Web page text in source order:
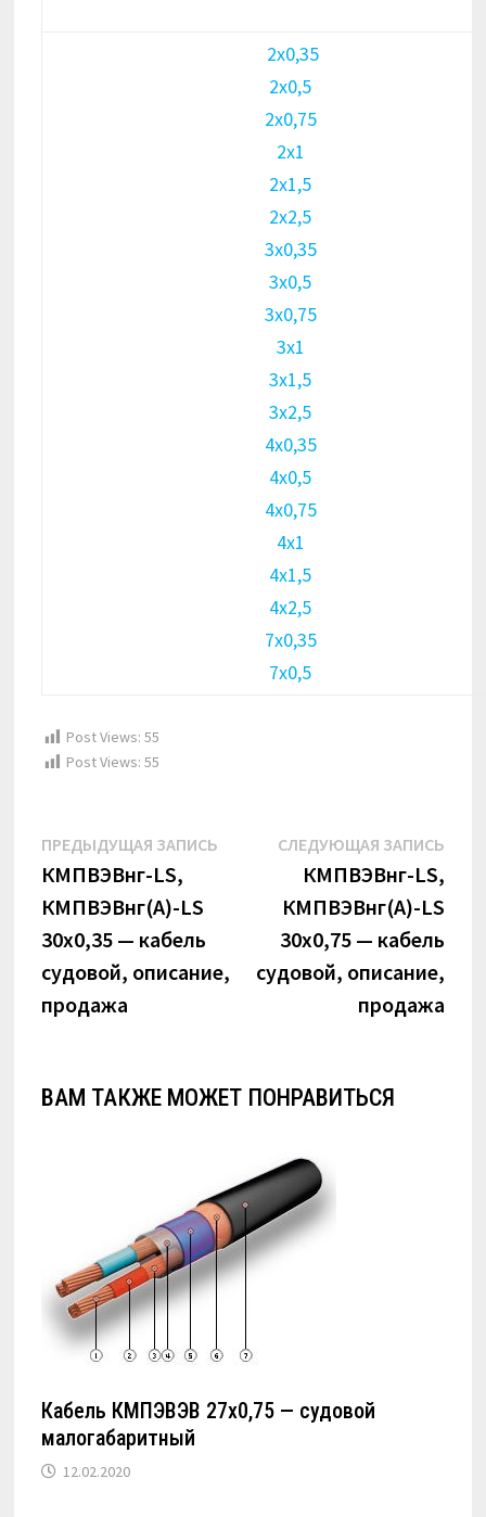
2х0,35
2х0,5
2х0,75
2х1
2х1,5
2х2,5
3х0,35
3х0,5
3х0,75
3х1
3х1,5
3х2,5
4х0,35
4х0,5
4х0,75
4х1
4х1,5
4х2,5
7х0,35
7х0,5
Post Views: 55
Post Views: 55
Навигация
по
записям
ПРЕДЫДУЩАЯ ЗАПИСЬ Предыдущая
КМПВЭВнг-LS,
КМПВЭВнг(А)-LS
30х0,35 — кабель
судовой, описание,
продажа
СЛЕДУЮЩАЯ ЗАПИСЬ
КМПВЭВнг-LS,
КМПВЭВнг(А)-LS
30х0,75 — кабель
судовой, описание,
продажа
ВАМ ТАКЖЕ МОЖЕТ ПОНРАВИТЬСЯ
Кабель КМПЭВЭВ 27х0,75 — судовой
малогабаритный
12.02.2020